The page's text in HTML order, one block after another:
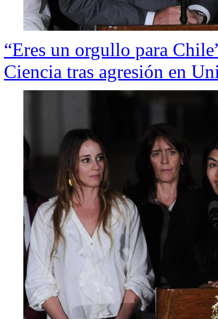
“Eres un orgullo para
Ciencia tras agresión en